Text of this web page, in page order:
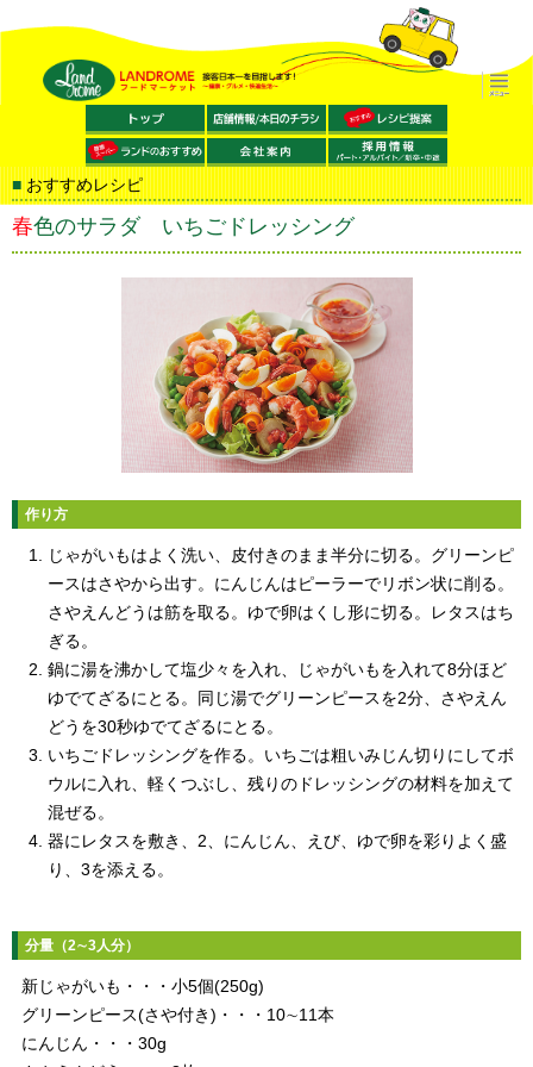
おすすめレシピ
春色のサラダ いちごドレッシング
作り方
じゃがいもはよく洗い、皮付きのまま半分に切る。グリーンピ
ースはさやから出す。にんじんはピーラーでリボン状に削る。
さやえんどうは筋を取る。ゆで卵はくし形に切る。レタスはち
ぎる。
鍋に湯を沸かして塩少々を入れ、じゃがいもを入れて8分ほど
ゆでてざるにとる。同じ湯でグリーンピースを2分、さやえん
どうを30秒ゆでてざるにとる。
いちごドレッシングを作る。いちごは粗いみじん切りにしてボ
ウルに入れ、軽くつぶし、残りのドレッシングの材料を加えて
混ぜる。
器にレタスを敷き、2、にんじん、えび、ゆで卵を彩りよく盛
り、3を添える。
分量（2∼3人分）
新じゃがいも・・・小5個(250g)
グリーンピース(さや付き)・・・10∼11本
にんじん・・・30g